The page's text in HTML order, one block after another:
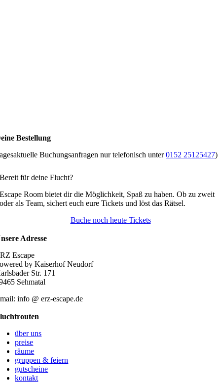
Bestellung
Buchungsanfragen nur telefonisch unter0152 25125427)
Bereit für deine Flucht?
Escape Room bietet dir die Möglichkeit, Spaß zu haben. Ob zu zweit
oder als Team, sichert euch eure Tickets und löst das Rätsel.
Buche noch heute Tickets
Adresse
Escape
by Kaiserhof Neudorf
Str. 171
Sehmatal
info @ erz-escape.de
über uns
preise
räume
gruppen & feiern
gutscheine
kontakt